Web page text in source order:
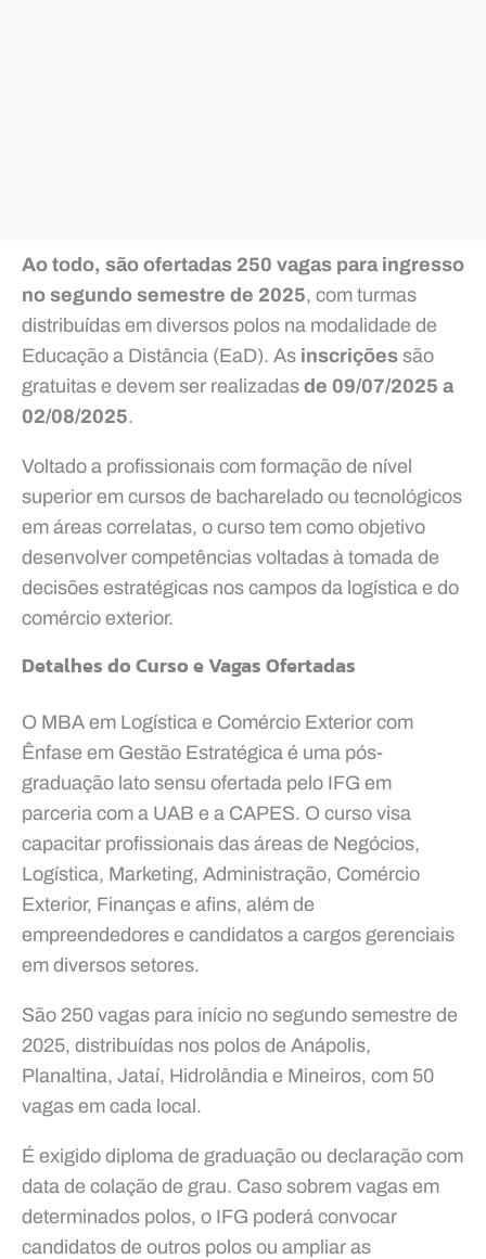
Ao todo, são ofertadas 250 vagas para ingresso
no segundo semestre de 2025, com turmas
distribuídas em diversos polos na modalidade de
Educação a Distância (EaD). As inscrições são
gratuitas e devem ser realizadas de 09/07/2025 a
02/08/2025.
Voltado a profissionais com formação de nível
superior em cursos de bacharelado ou tecnológicos
em áreas correlatas, o curso tem como objetivo
desenvolver competências voltadas à tomada de
decisões estratégicas nos campos da logística e do
comércio exterior.
Detalhes do Curso e Vagas Ofertadas
O MBA em Logística e Comércio Exterior com
Ênfase em Gestão Estratégica é uma pós-
graduação lato sensu ofertada pelo IFG em
parceria com a UAB e a CAPES. O curso visa
capacitar profissionais das áreas de Negócios,
Logística, Marketing, Administração, Comércio
Exterior, Finanças e afins, além de
empreendedores e candidatos a cargos gerenciais
em diversos setores.
São 250 vagas para início no segundo semestre de
2025, distribuídas nos polos de Anápolis,
Planaltina, Jataí, Hidrolândia e Mineiros, com 50
vagas em cada local.
É exigido diploma de graduação ou declaração com
data de colação de grau. Caso sobrem vagas em
determinados polos, o IFG poderá convocar
candidatos de outros polos ou ampliar as